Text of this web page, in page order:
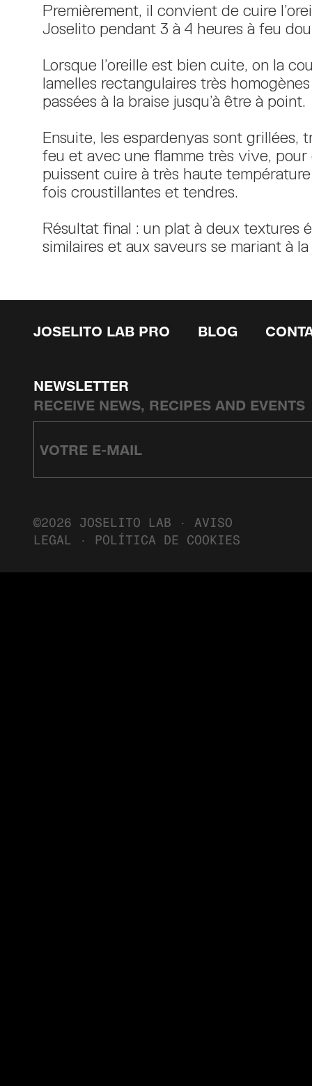
Premièrement, il convient de cuire
Joselito pendant 3 à 4 heures à feu
Lorsque l’oreille est bien cuite, on la
lamelles rectangulaires très
passées à la braise jusqu’à être à point.
Ensuite, les espardenyas sont grillées,
feu et avec une flamme très vive, pour
puissent cuire à très haute
fois croustillantes et tendres.
Résultat final : un plat à deux textures
similaires et aux saveurs se mariant à
JOSELITO LAB PRO BLOG
NEWSLETTER
RECEIVE NEWS, RECIPES AND EVENTS
©2026 JOSELITO LAB · AVISO
LEGAL · POLÍTICA DE COOKIES